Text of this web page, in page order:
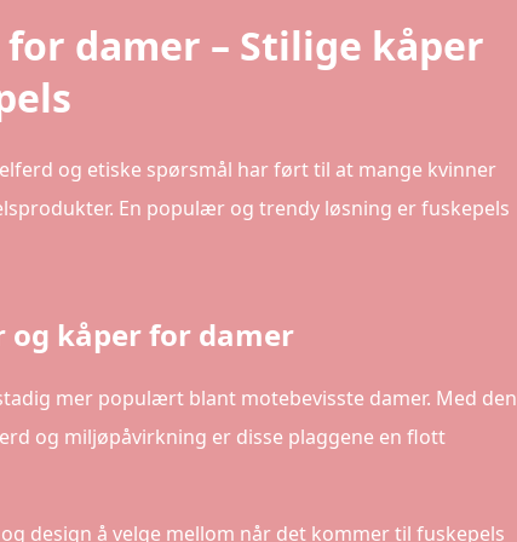
damer – Stilige kåper
og etiske spørsmål har ført til at mange kvinner
En populær og trendy løsning er fuskepels
og kåper for damer
mer populært blant motebevisste damer. Med den
og miljøpåvirkning er disse plaggene en flott
design å velge mellom når det kommer til fuskepels